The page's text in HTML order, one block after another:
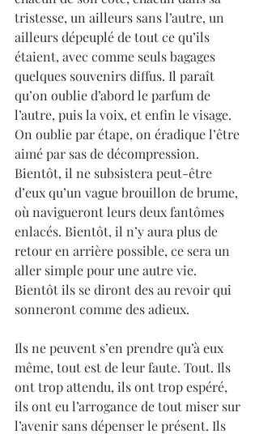
tristesse, un ailleurs sans l’autre, un
ailleurs dépeuplé de tout ce qu’ils
étaient, avec comme seuls bagages
quelques souvenirs diffus. Il paraît
qu’on oublie d’abord le parfum de
l’autre, puis la voix, et enfin le visage.
On oublie par étape, on éradique l’être
aimé par sas de décompression.
Bientôt, il ne subsistera peut-être
d’eux qu’un vague brouillon de brume,
où navigueront leurs deux fantômes
enlacés. Bientôt, il n’y aura plus de
retour en arrière possible, ce sera un
aller simple pour une autre vie.
Bientôt ils se diront des au revoir qui
sonneront comme des adieux.
Ils ne peuvent s’en prendre qu’à eux
même, tout est de leur faute. Tout. Ils
ont trop attendu, ils ont trop espéré,
ils ont eu l’arrogance de tout miser sur
l’avenir sans dépenser le présent. Ils